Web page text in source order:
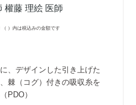
權藤 理絵 医師
）内は税込みの金額です
、デザインした引き上げた
棘（コグ）付きの吸収糸を
PDO）